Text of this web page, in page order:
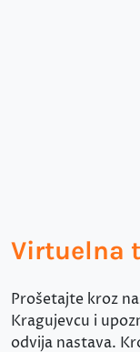
Virtuelna
Prošetajte kroz
Kragujevcu i
odvija nastava.